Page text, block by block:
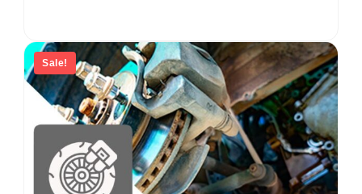
Sale!